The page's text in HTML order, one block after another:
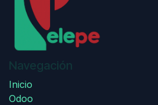
Navegación
Inicio
Odoo